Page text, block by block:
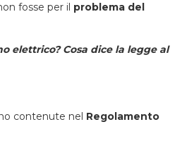
fosse per il problema del
elettrico? Cosa dice la legge al
contenute nel Regolamento